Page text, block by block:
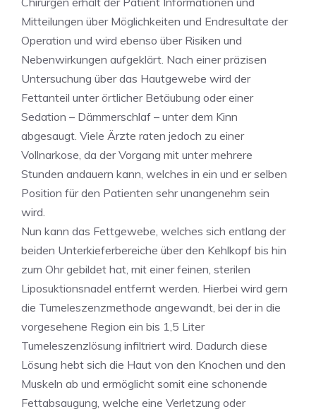
Mitteilungen über Möglichkeiten und Endresultate der
Operation und wird ebenso über Risiken und
Nebenwirkungen aufgeklärt. Nach einer präzisen
Untersuchung über das Hautgewebe wird der
Fettanteil unter örtlicher Betäubung oder einer
Sedation – Dämmerschlaf – unter dem Kinn
abgesaugt. Viele Ärzte raten jedoch zu einer
Vollnarkose, da der Vorgang mit unter mehrere
Stunden andauern kann, welches in ein und er selben
Position für den Patienten sehr unangenehm sein
wird.
Nun kann das Fettgewebe, welches sich entlang der
beiden Unterkieferbereiche über den Kehlkopf bis hin
zum Ohr gebildet hat, mit einer feinen, sterilen
Liposuktionsnadel entfernt werden. Hierbei wird gern
die Tumeleszenzmethode angewandt, bei der in die
vorgesehene Region ein bis 1,5 Liter
Tumeleszenzlösung infiltriert wird. Dadurch diese
Lösung hebt sich die Haut von den Knochen und den
Muskeln ab und ermöglicht somit eine schonende
Fettabsaugung, welche eine Verletzung oder